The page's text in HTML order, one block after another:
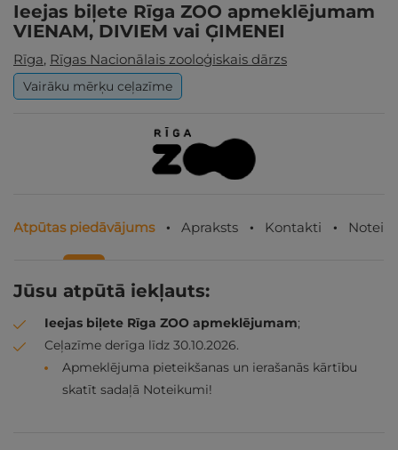
Ieejas biļete Rīga ZOO apmeklējumam
VIENAM, DIVIEM vai ĢIMENEI
Rīga, Rīgas Nacionālais zooloģiskais dārzs
Vairāku mērķu ceļazīme
Atpūtas piedāvājums Apraksts Kontakti
Jūsu atpūtā iekļauts:
Ieejas biļete Rīga ZOO apmeklējumam;
Ceļazīme derīga līdz 30.10.2026.
Apmeklējuma pieteikšanas un ierašanās kārtību
skatīt sadaļā Noteikumi!